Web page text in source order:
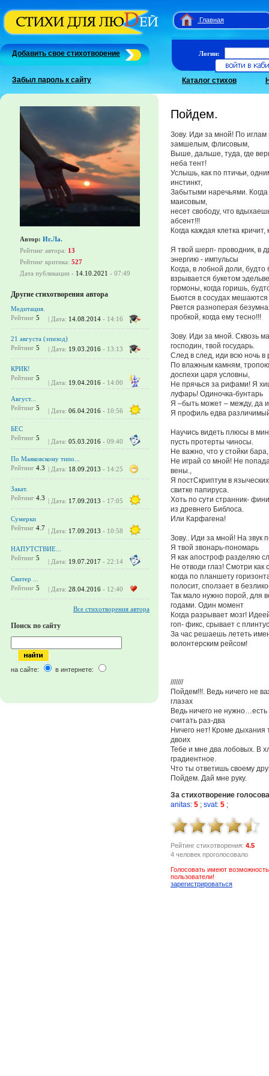
Главная
Добавить свое стихотворение
Забыл пароль к сайту
Логин:
Каталог стихов
Автор: Иг.Ла.
Рейтинг автора: 13
Рейтинг критика: 527
Дата публикации - 14.10.2021 - 07:49
Другие стихотворения автора
Медитация.
Рейтинг 5 | Дата: 14.08.2014 - 14:16
21 августа (эпизод)
Рейтинг 5 | Дата: 19.03.2016 - 13:13
КРИК!
Рейтинг 5
| Дата: 19.04.2016 - 14:00
Август...
Рейтинг 5 | Дата: 06.04.2016 - 10:56
БЕС
Рейтинг 5 | Дата: 05.03.2016 - 09:40
По Маяковскому типо...
Рейтинг 4.3 | Дата: 18.09.2013 - 14:25
Закат.
Рейтинг 4.3 | Дата: 17.09.2013 - 17:05
Сумерки
Рейтинг 4.7 | Дата: 17.09.2013 - 10:58
НАПУТСТВИЕ...
Рейтинг 5 | Дата: 19.07.2017 - 22:14
Свитер ...
Рейтинг 5 | Дата: 28.04.2016 - 12:40
Все стихотворения автора
Поиск по сайту
на сайте: в интернете:
Пойдем.
Зову. Иди за мной! По
замшелым, флисовым,
Выше, дальше, туда, где
неба тент!
Услышь, как по птичьи,
инстинкт,
Забытыми наречьями.
маисовым,
несет свободу, что
абсент!!!
Когда каждая клетка
Я твой шерп- проводник, в
энергию - импульсы
Когда, в лобной доли, будто
взрывается букетом
гормоны, когда горишь,
Бьются в сосудах мешаются
Рвется разноперая
пробкой, когда ему тесно!!!
Зову. Иди за мной. Сквозь
господин, твой государь.
След в след, иди всю ночь в
По влажным камням, тропою
доспехи царя условны,
Не прячься за рифами! Я
луфарь! Одиночка-бунтарь
Я –быть может – между, да
Я профиль едва
Научись видеть плюсы в
пусть протерты чиносы.
Не важно, что у стойки
Не играй со мной! Не
вены.,
Я постСкриптум в
свитке папируса.
Хоть по сути странник-
из древнего Библоса.
Или Карфагена!
Зову.. Иди за мной! На звук
Я твой звонарь-пономарь
Я как апостроф разделяю
Не отводи глаз! Смотри как
когда по планшету
полосит, сползает в
Так мало нужно порой, для
годами. Один момент
Когда разрывает мозг!
гоп- фикс, срывает с
За час решаешь лететь
волонтерским рейсом!
///////
Пойдем!!!. Ведь ничего не
глазах
Ведь ничего не нужно…есть
считать раз-два
Ничего нет! Кроме дыхания
двоих
Тебе и мне два лобовых. В
градиентное.
Что ты ответишь своему
Пойдем. Дай мне руку.
За стихотворение
anitas: 5 ; svat: 5 ;
Рейтинг стихотворения: 4.5
4 человек проголосовало
Голосовать имеют
пользователи!
зарегистрироваться